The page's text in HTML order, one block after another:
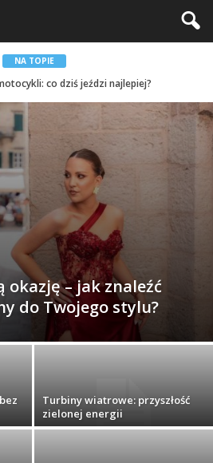
NA TOPIE
co dziś jeździ najlepiej?
wahania wagi po diecie?
okazję – jak znaleźć
do Twojego stylu?
Turbiny wiatrowe: przyszłość
zielonej energii